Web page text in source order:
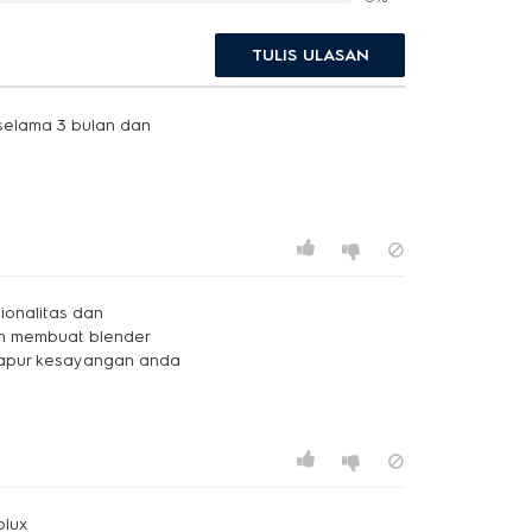
TULIS ULASAN
3 bulan dan
dan
membuat blender
kesayangan anda